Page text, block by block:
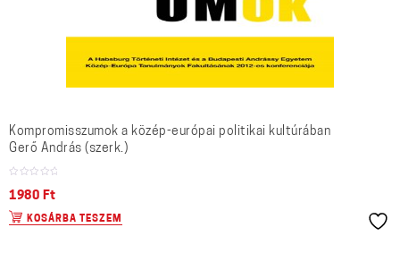
Kompromisszumok a közép-európai politikai kultúrában
Gerő András (szerk.)
1980 Ft
KOSÁRBA TESZEM